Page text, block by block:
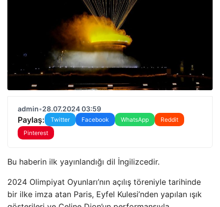
admin•28.07.2024 03:59
Paylaş: Twitter Facebook WhatsApp
Reddit
Pinterest
Bu haberin ilk yayınlandığı dil İngilizcedir.
2024 Olimpiyat Oyunları’nın açılış töreniyle tarihinde
bir ilke imza atan Paris, Eyfel Kulesi’nden yapılan ışık